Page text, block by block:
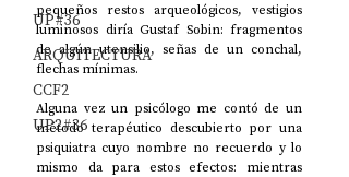
UP#36
ARQUITECTURA
CCF2
UP2#36
pequeños restos arqueológicos, vestigios
luminosos diría Gustaf Sobin: fragmentos
de algún utensilio, señas de un conchal,
flechas mínimas.
Alguna vez un psicólogo me contó de un
método terapéutico descubierto por una
psiquiatra cuyo nombre no recuerdo y lo
mismo da para estos efectos: mientras